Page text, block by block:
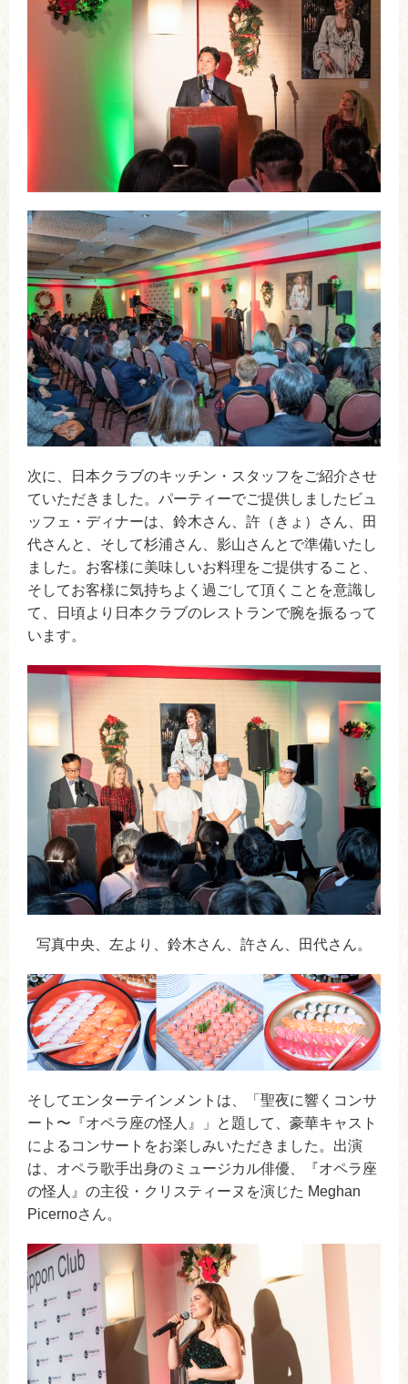
次に、日本クラブのキッチン・スタッフをご紹介させ
ていただきました。パーティーでご提供しましたビュ
ッフェ・ディナーは、鈴木さん、許（きょ）さん、田
代さんと、そして杉浦さん、影山さんとで準備いたし
ました。お客様に美味しいお料理をご提供すること、
そしてお客様に気持ちよく過ごして頂くことを意識し
て、日頃より日本クラブのレストランで腕を振るって
います。
写真中央、左より、鈴木さん、許さん、田代さん。
そしてエンターテインメントは、「聖夜に響くコンサ
ート〜『オペラ座の怪人』」と題して、豪華キャスト
によるコンサートをお楽しみいただきました。出演
は、オペラ歌手出身のミュージカル俳優、『オペラ座
の怪人』の主役・クリスティーヌを演じた Meghan
Picernoさん。